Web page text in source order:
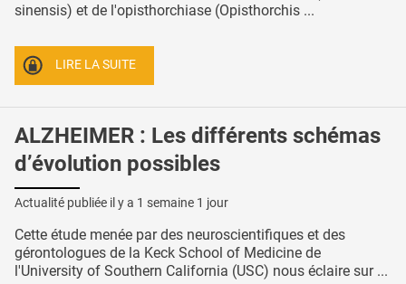
sinensis) et de l'opisthorchiase (Opisthorchis ...
LIRE LA SUITE
ALZHEIMER : Les différents schémas
d’évolution possibles
Actualité publiée il y a 1 semaine 1 jour
Cette étude menée par des neuroscientifiques et des
gérontologues de la Keck School of Medicine de
l'University of Southern California (USC) nous éclaire sur ...